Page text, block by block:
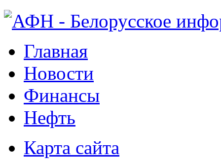
Главная
Новости
Финансы
Нефть
Карта сайта